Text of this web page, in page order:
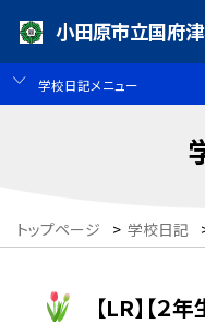
小田原市立国府
学校日記メニュー
トップページ > 学校日記
【LR】【２